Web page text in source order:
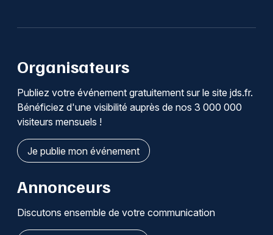
Organisateurs
Publiez votre événement gratuitement sur le site jds.fr.
Bénéficiez d'une visibilité auprès de nos 3 000 000
visiteurs mensuels !
Je publie mon événement
Annonceurs
Discutons ensemble de votre communication